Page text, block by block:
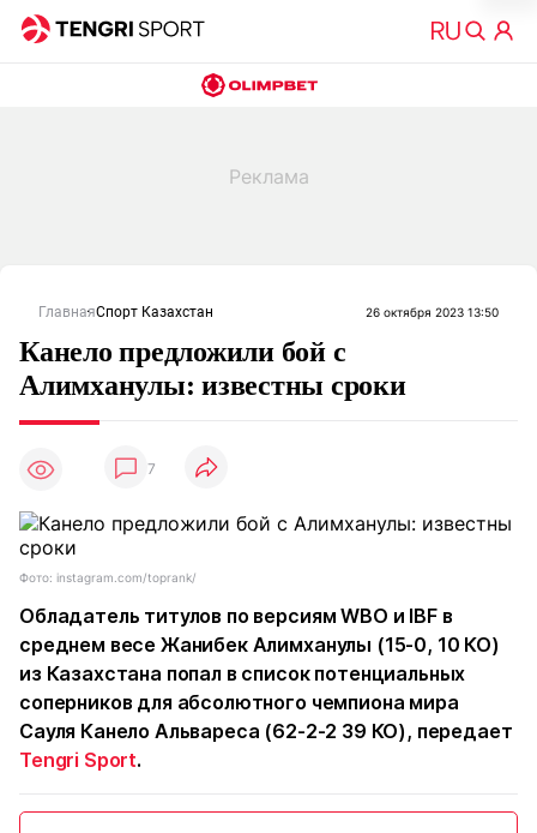
ГлавнаяСпорт Казахстан 26 октября 2023 13:50
Канело предложили бой с
Алимханулы: известны сроки
7
Фото: instagram.com/toprank/
Обладатель титулов по версиям WBO и IBF в
среднем весе Жанибек Алимханулы (15-0, 10 КО)
из Казахстана попал в список потенциальных
соперников для абсолютного чемпиона мира
Сауля Канело Альвареса (62-2-2 39 КО), передает
Tengri Sport.